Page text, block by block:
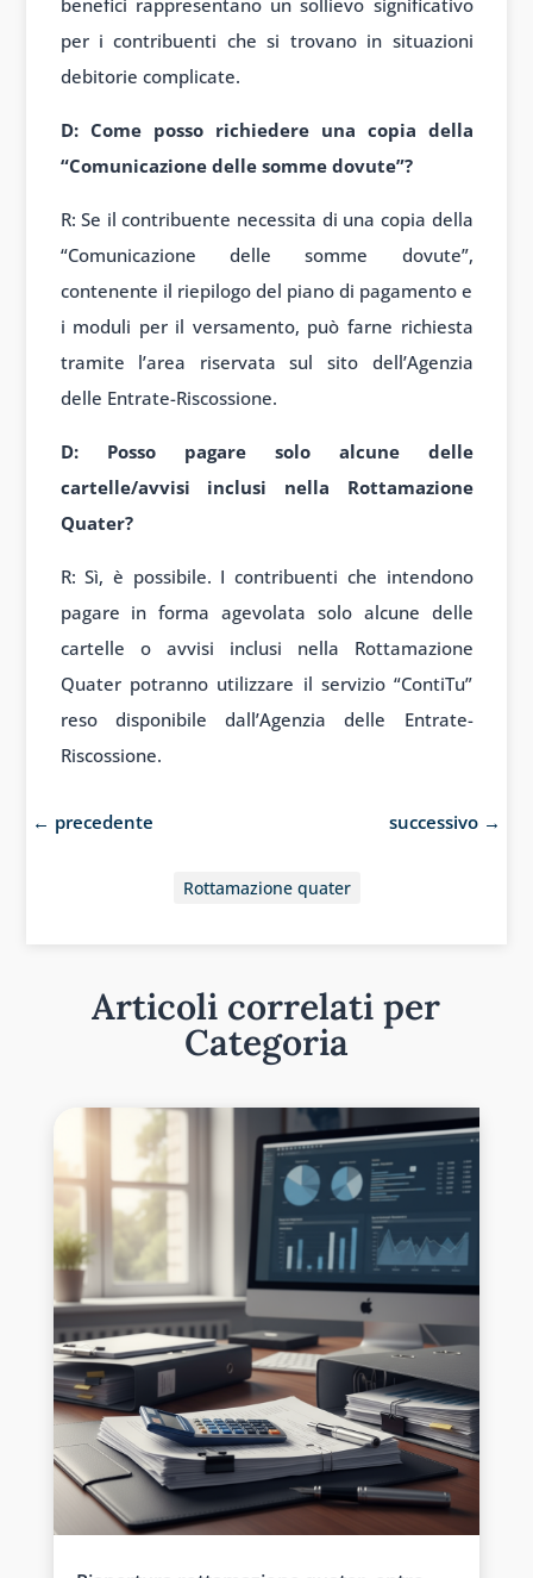
per i contribuenti che si trovano in situazioni
debitorie complicate.
D: Come posso richiedere una copia della
“Comunicazione delle somme dovute”?
R: Se il contribuente necessita di una copia della
“Comunicazione delle somme dovute”,
contenente il riepilogo del piano di pagamento e
i moduli per il versamento, può farne richiesta
tramite l’area riservata sul sito dell’Agenzia
delle Entrate-Riscossione.
D: Posso pagare solo alcune delle
cartelle/avvisi inclusi nella Rottamazione
Quater?
R: Sì, è possibile. I contribuenti che intendono
pagare in forma agevolata solo alcune delle
cartelle o avvisi inclusi nella Rottamazione
Quater potranno utilizzare il servizio “ContiTu”
reso disponibile dall’Agenzia delle Entrate-
Riscossione.
← precedente successivo →
Rottamazione quater
Articoli correlati per
Categoria